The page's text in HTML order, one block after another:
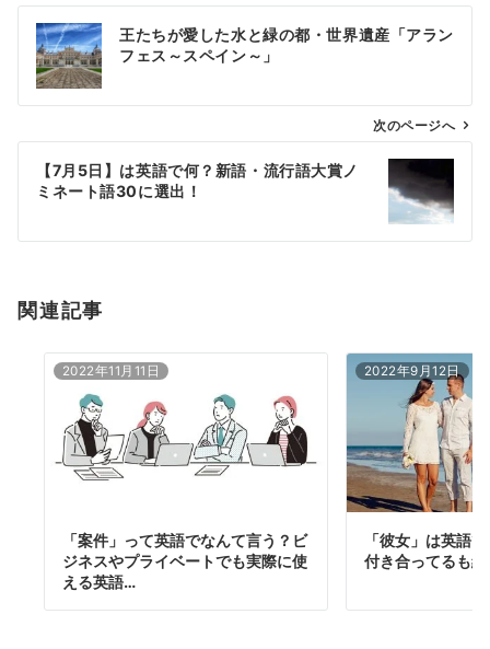
ビ
ン
王たちが愛した水と緑の都・世界遺産「アラン
フェス～スペイン～」
次のページへ
【7月5日】は英語で何？新語・流行語大賞ノ
ミネート語30に選出！
関連記事
2022年11月11日
「案件」って英語でなんて言う？ビ
ジネスやプライベートでも実際に使
える英語…
2022年9月12日
「彼女」は英語
付き合ってるも紹